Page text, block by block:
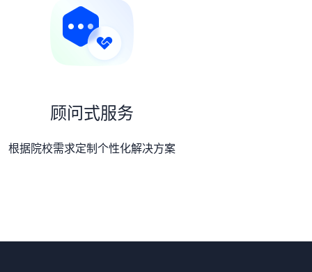
顾问式服务
根据院校需求定制个性化解决方案